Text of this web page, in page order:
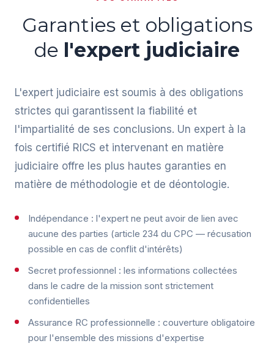
Garanties et obligations
de l'expert judiciaire
L'expert judiciaire est soumis à des obligations
strictes qui garantissent la fiabilité et
l'impartialité de ses conclusions. Un expert à la
fois certifié RICS et intervenant en matière
judiciaire offre les plus hautes garanties en
matière de méthodologie et de déontologie.
Indépendance : l'expert ne peut avoir de lien avec
aucune des parties (article 234 du CPC — récusation
possible en cas de conflit d'intérêts)
Secret professionnel : les informations collectées
dans le cadre de la mission sont strictement
confidentielles
Assurance RC professionnelle : couverture obligatoire
pour l'ensemble des missions d'expertise